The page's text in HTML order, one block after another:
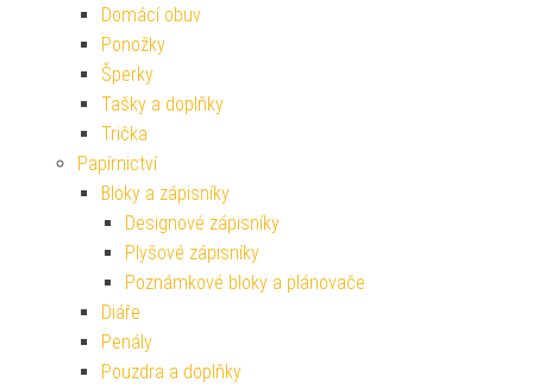
Domácí obuv
Ponožky
Šperky
Tašky a doplňky
Trička
Papírnictví
Bloky a zápisníky
Designové zápisníky
Plyšové zápisníky
Poznámkové bloky a plánovače
Diáře
Penály
Pouzdra a doplňky